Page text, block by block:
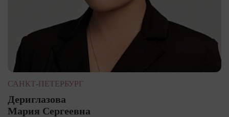
САНКТ-ПЕТЕРБУРГ
Дериглазова
Мария Сергеевна